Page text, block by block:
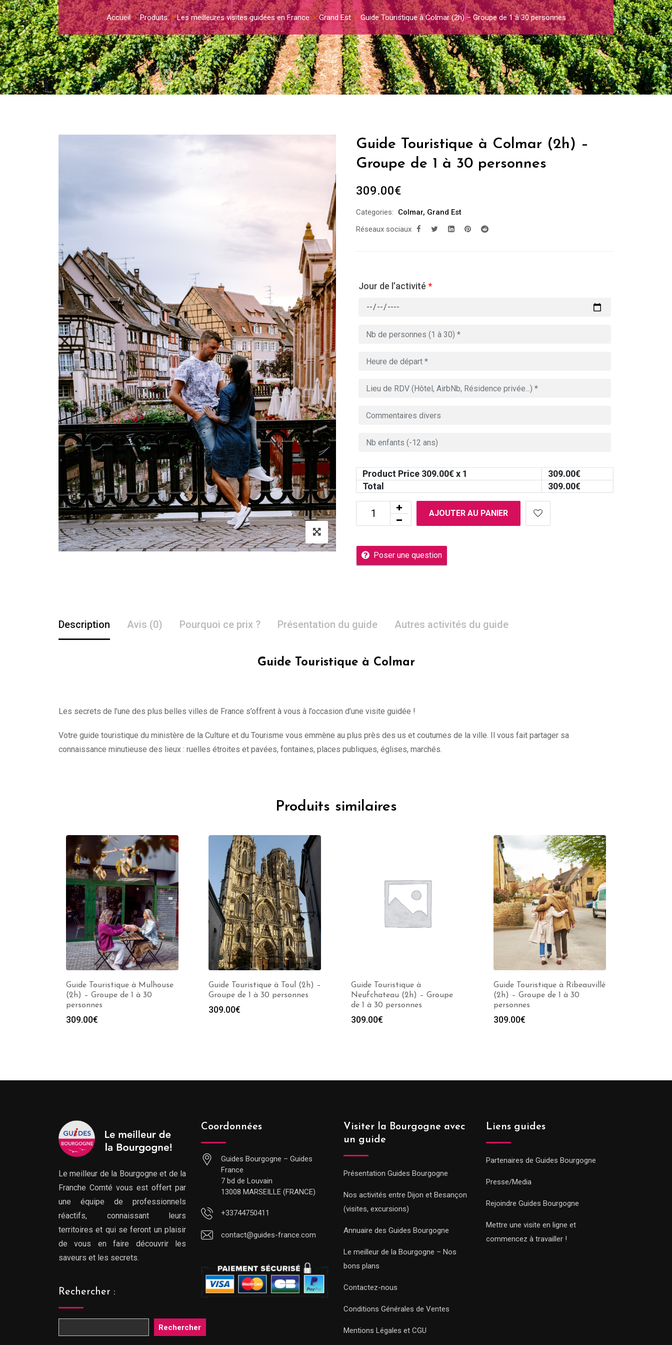
Accueil Produits Les meilleures visites guidées en France Grand Est Guide Touristique à Colmar (2h) – Groupe de 1 à 30 personnes
Guide Touristique à Colmar (2h) –
Groupe de 1 à 30 personnes
309.00€
Categories: Colmar, Grand Est
Réseaux sociaux
Jour de l’activité *
Product Price 309.00€ x 1 309.00€
Total
309.00€
AJOUTER AU PANIER
Poser une question
Description Avis (0) Pourquoi ce prix ? Présentation du guide Autres activités du guide
Guide Touristique à Colmar
Les secrets de l’une des plus belles villes de France s’offrent à vous à l’occasion d’une visite guidée !
Votre guide touristique du ministère de la Culture et du Tourisme vous emmène au plus près des us et coutumes de la ville. Il vous fait partager sa
connaissance minutieuse des lieux : ruelles étroites et pavées, fontaines, places publiques, églises, marchés.
Produits similaires
Guide Touristique à Mulhouse
(2h) – Groupe de 1 à 30
personnes
309.00€
Guide Touristique à Toul (2h) –
Groupe de 1 à 30 personnes
309.00€
Guide Touristique à
Neufchateau (2h) – Groupe
de 1 à 30 personnes
309.00€
Guide Touristique à Ribeauvillé
(2h) – Groupe de 1 à 30
personnes
309.00€
Le meilleur de la Bourgogne et de la
Franche Comté vous est offert par
une équipe de professionnels
réactifs, connaissant leurs
territoires et qui se feront un plaisir
de vous en faire découvrir les
saveurs et les secrets.
Rechercher :
Rechercher
Coordonnées
Guides Bourgogne – Guides
France
7 bd de Louvain
13008 MARSEILLE (FRANCE)
+33744750411
contact@guides-france.com
Visiter la Bourgogne avec
un guide
Présentation Guides Bourgogne
Nos activités entre Dijon et Besançon
(visites, excursions)
Annuaire des Guides Bourgogne
Le meilleur de la Bourgogne – Nos
bons plans
Contactez-nous
Conditions Générales de Ventes
Mentions Légales et CGU
Liens guides
Partenaires de Guides Bourgogne
Presse/Media
Rejoindre Guides Bourgogne
Mettre une visite en ligne et
commencez à travailler !